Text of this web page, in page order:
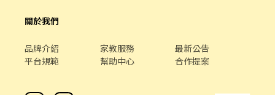
關於我們
品牌介紹 家教服務
最新公告
平台規範
幫助中心 合作提案